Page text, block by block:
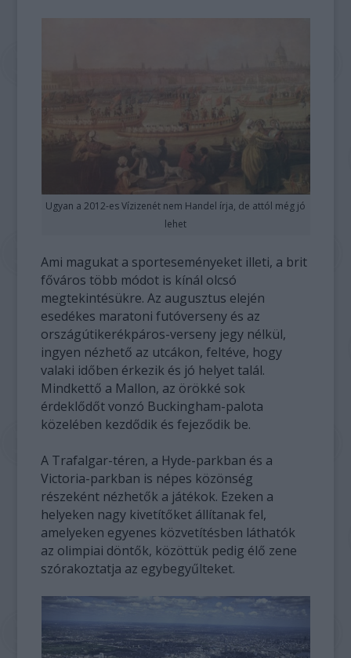
Ugyan a 2012-es Vízizenét nem Handel írja, de attól még jó
lehet
Ami magukat a sporteseményeket illeti, a brit
főváros több módot is kínál olcsó
megtekintésükre. Az augusztus elején
esedékes maratoni futóverseny és az
országútikerékpáros-verseny jegy nélkül,
ingyen nézhető az utcákon, feltéve, hogy
valaki időben érkezik és jó helyet talál.
Mindkettő a Mallon, az örökké sok
érdeklődőt vonzó Buckingham-palota
közelében kezdődik és fejeződik be.
A Trafalgar-téren, a Hyde-parkban és a
Victoria-parkban is népes közönség
részeként nézhetők a játékok. Ezeken a
helyeken nagy kivetítőket állítanak fel,
amelyeken egyenes közvetítésben láthatók
az olimpiai döntők, közöttük pedig élő zene
szórakoztatja az egybegyűlteket.